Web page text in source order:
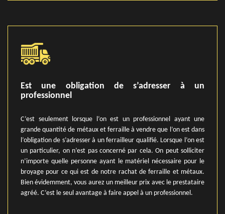
Est une obligation de s’adresser à un
professionnel
C’est seulement lorsque l’on est un professionnel ayant une
grande quantité de métaux et ferraille à vendre que l’on est dans
l’obligation de s’adresser à un ferrailleur qualifié. Lorsque l’on est
un particulier, on n’est pas concerné par cela. On peut solliciter
n’importe quelle personne ayant le matériel nécessaire pour le
broyage pour ce qui est de notre rachat de ferraille et métaux.
Bien évidemment, vous aurez un meilleur prix avec le prestataire
agréé. C’est le seul avantage à faire appel à un professionnel.